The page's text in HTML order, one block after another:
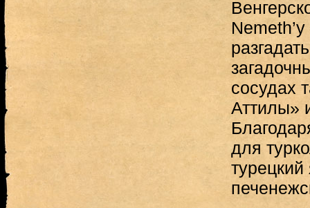
сосудах
Аттилы»
для